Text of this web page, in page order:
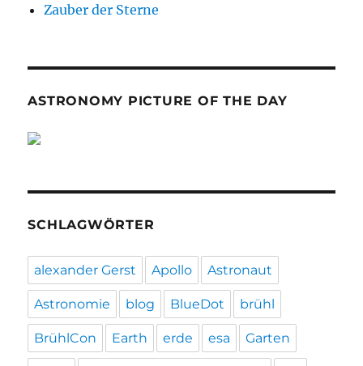
Zauber der Sterne
ASTRONOMY PICTURE OF THE DAY
SCHLAGWÖRTER
alexander Gerst Apollo Astronaut
Astronomie blog BlueDot brühl
BrühlCon Earth erde esa Garten